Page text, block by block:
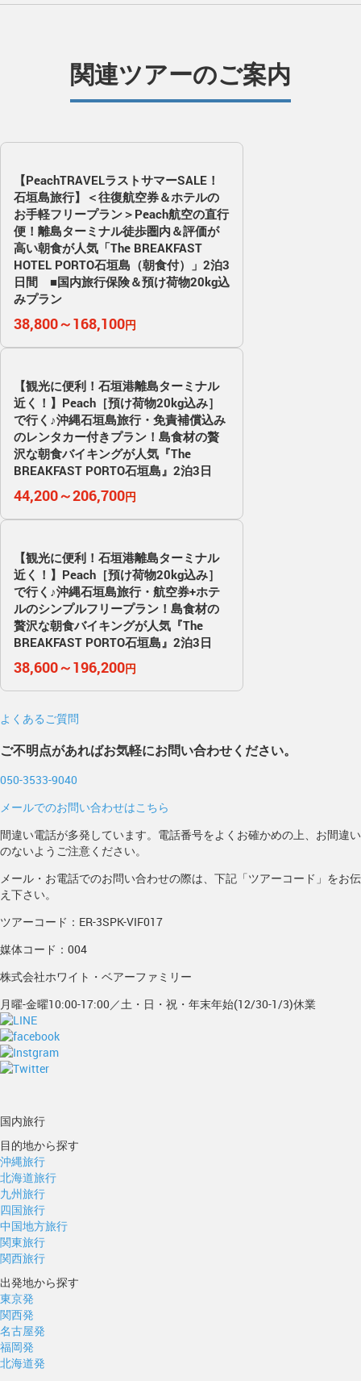
関連ツアーのご案内
【PeachTRAVELラストサマーSALE！
石垣島旅行】＜往復航空券＆ホテルの
お手軽フリープラン＞Peach航空の直行
便！離島ターミナル徒歩圏内＆評価が
高い朝食が人気「The BREAKFAST
HOTEL PORTO石垣島（朝食付）」2泊3
日間 ■国内旅行保険＆預け荷物20kg込
みプラン
38,800～168,100円
【観光に便利！石垣港離島ターミナル
近く！】Peach［預け荷物20kg込み］
で行く♪沖縄石垣島旅行・免責補償込み
のレンタカー付きプラン！島食材の贅
沢な朝食バイキングが人気『The
BREAKFAST PORTO石垣島』2泊3日
44,200～206,700円
【観光に便利！石垣港離島ターミナル
近く！】Peach［預け荷物20kg込み］
で行く♪沖縄石垣島旅行・航空券+ホテ
ルのシンプルフリープラン！島食材の
贅沢な朝食バイキングが人気『The
BREAKFAST PORTO石垣島』2泊3日
38,600～196,200円
よくあるご質問
ご不明点があればお気軽にお問い合わせください。
050-3533-9040
メールでのお問い合わせはこちら
間違い電話が多発しています。電話番号をよくお確かめの上、お間違い
のないようご注意ください。
メール・お電話でのお問い合わせの際は、下記「ツアーコード」をお伝
え下さい。
ツアーコード：ER-3SPK-VIF017
媒体コード：004
株式会社ホワイト・ベアーファミリー
月曜-金曜10:00-17:00／土・日・祝・年末年始(12/30-1/3)休業
国内旅行
目的地から探す
沖縄旅行
北海道旅行
九州旅行
四国旅行
中国地方旅行
関東旅行
関西旅行
出発地から探す
東京発
関西発
名古屋発
福岡発
北海道発